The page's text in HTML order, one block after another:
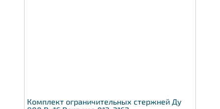
Комплект ограничительных стержней Ду